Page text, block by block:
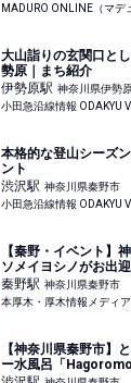
MADURO ONLINE（マデ
大山詣りの玄関口と
勢原｜まち紹介
伊勢原駅 神奈川県伊勢
小田急沿線情報 ODAKYU
本格的な登山シーズ
ント
渋沢駅 神奈川県秦野市
小田急沿線情報 ODAKYU
【秦野・イベント】
ソメイヨシノがお出
の村 桜まつり」4月
情報メディア 厚木らぼ
秦野駅 神奈川県秦野市
本厚木・厚木情報メディ
【神奈川県秦野市】
ー水風呂「
完成 | ママテナ